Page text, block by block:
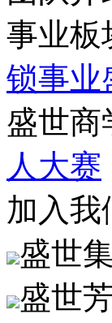
事业板
锁事业
盛世商
人大赛
加入我
盛世
盛世